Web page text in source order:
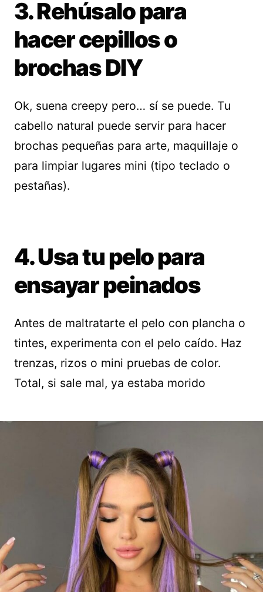
3. Rehúsalo para
hacer cepillos o
brochas DIY
Ok, suena creepy pero… sí se puede. Tu
cabello natural puede servir para hacer
brochas pequeñas para arte, maquillaje o
para limpiar lugares mini (tipo teclado o
pestañas).
4. Usa tu pelo para
ensayar peinados
Antes de maltratarte el pelo con plancha o
tintes, experimenta con el pelo caído. Haz
trenzas, rizos o mini pruebas de color.
Total, si sale mal, ya estaba morido